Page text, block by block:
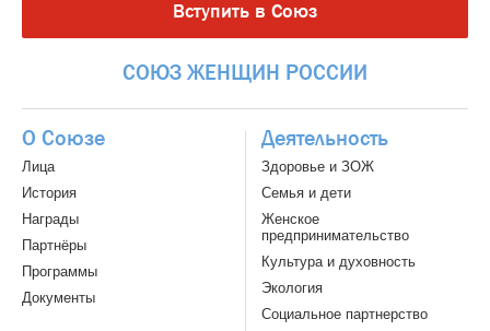
Вступить в Союз
СОЮЗ ЖЕНЩИН РОССИИ
О Союзе
Лица
История
Награды
Партнёры
Программы
Документы
Деятельность
Здоровье и ЗОЖ
Семья и дети
Женское
предпринимательство
Культура и духовность
Экология
Социальное партнерство